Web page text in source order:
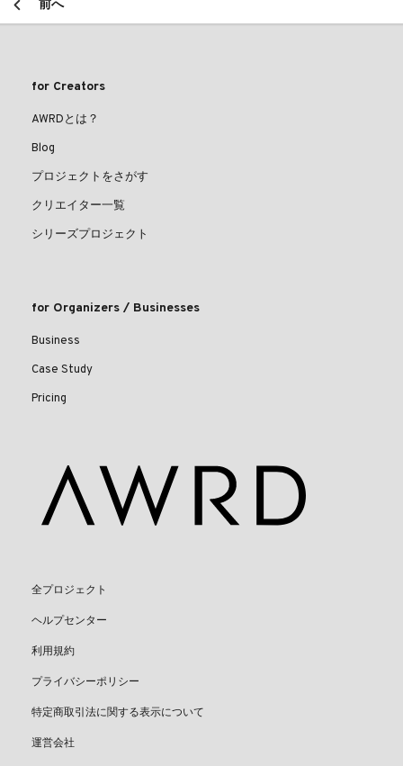
前へ
for Creators
AWRDとは？
Blog
プロジェクトをさがす
クリエイター一覧
シリーズプロジェクト
for Organizers / Businesses
Business
Case Study
Pricing
全プロジェクト
ヘルプセンター
利用規約
プライバシーポリシー
特定商取引法に関する表示について
運営会社